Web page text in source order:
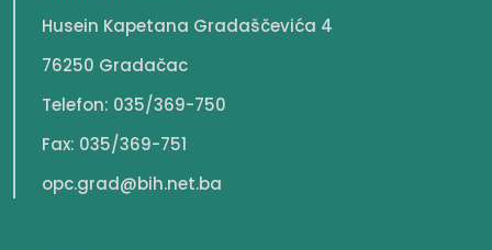
Husein Kapetana Gradaščevića 4
76250 Gradačac
Telefon: 035/369-750
Fax: 035/369-751
opc.grad@bih.net.ba